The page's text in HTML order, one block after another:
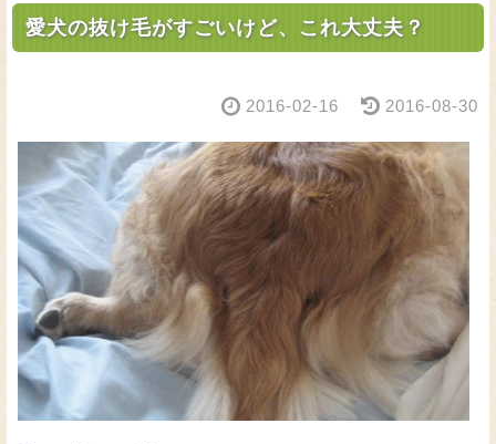
愛犬の抜け毛がすごいけど、これ大丈夫？
2016-02-16 2016-08-30